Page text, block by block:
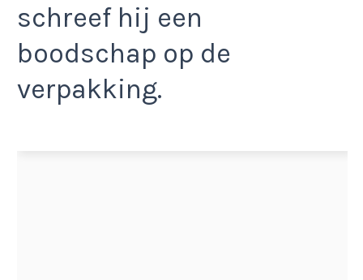
schreef hij een
boodschap op de
verpakking.